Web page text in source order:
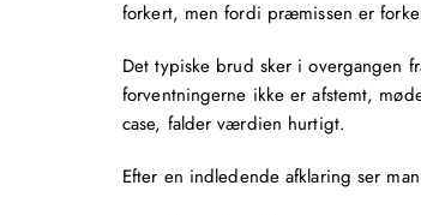
forkert, men fordi præmissen er
Det typiske brud sker i overgangen
forventningerne ikke er afstemt,
case, falder værdien hurtigt.
Efter en indledende afklaring ser